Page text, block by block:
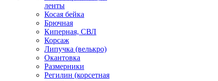
ленты
Косая бейка
Брючная
Киперная, СВЛ
Корсаж
Липучка (велькро)
Окантовка
Размерники
Регилин (корсетная